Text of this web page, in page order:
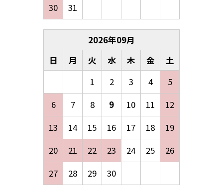
30
31
2026年09月
日
月 火 水 木 金
土
1
2 3 4
5
6
7 8 9 10 11
12
13
14 15 16 17 18
19
20
21 22 23 24 25
26
27
28 29 30